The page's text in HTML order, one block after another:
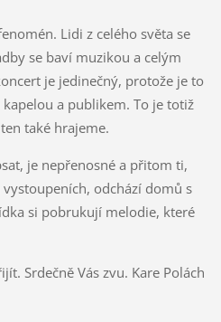
Lidi z celého světa se
se baví muzikou a celým
je jedinečný, protože je to
a publikem. To je totiž
také hrajeme.
je nepřenosné a přitom ti,
odchází domů s
si pobrukují melodie, které
Srdečně Vás zvu. Kare Polách